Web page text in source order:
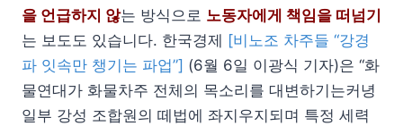
을 언급하지 않는 방식으로 노동자에게 책임을 떠넘기
는 보도도 있습니다. 한국경제 [비노조 차주들 “강경
파 잇속만 챙기는 파업”] (6월 6일 이광식 기자)은 “화
물연대가 화물차주 전체의 목소리를 대변하기는커녕
일부 강성 조합원의 떼법에 좌지우지되며 특정 세력